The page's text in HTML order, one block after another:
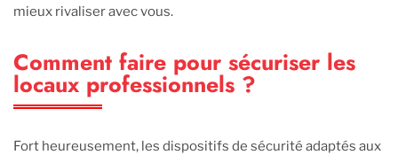
mieux rivaliser avec vous.
Comment faire pour sécuriser les
locaux professionnels ?
Fort heureusement, les dispositifs de sécurité adaptés aux